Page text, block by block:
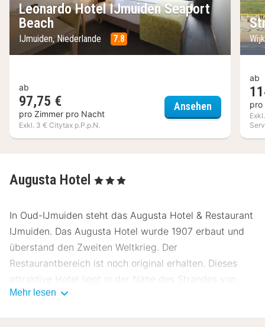
Leonardo Hotel IJmuiden Seaport
Beach
IJmuiden, Niederlande 7.8
ab
97,75 €
pro Zimmer pro Nacht
Exkl. 3 € Citytax p.P.p.N.
Ansehen Leonardo
ab
pro
Augusta Hotel , 3 Sterne
In Oud-IJmuiden steht das Augusta Hotel & Restaurant
IJmuiden. Das Augusta Hotel wurde 1907 erbaut und
überstand den Zweiten Weltkrieg. Der
Restaurantbereich ist noch original erhalten. Dieses
attraktive Hotel liegt in der Nähe des Strandes von
IJmuiden und in der Nähe der Großstädten Haarlem
Mehr lesen